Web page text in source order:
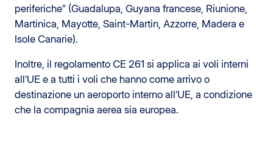
periferiche” (Guadalupa, Guyana francese, Riunione,
Martinica, Mayotte, Saint-Martin, Azzorre, Madera e
Isole Canarie).
Inoltre, il regolamento CE 261 si applica ai voli interni
all’UE e a tutti i voli che hanno come arrivo o
destinazione un aeroporto interno all’UE, a condizione
che la compagnia aerea sia europea.